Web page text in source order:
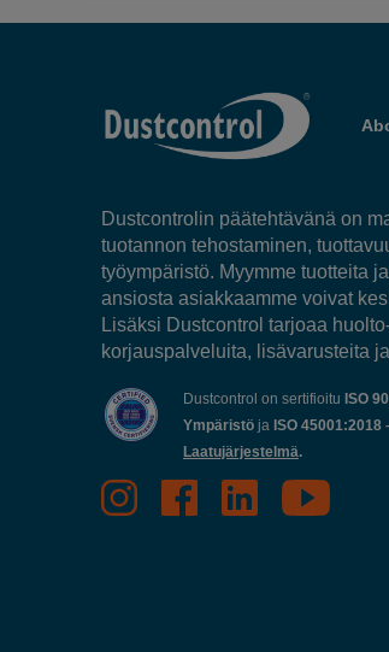
Dustcontrolin päätehtävänä on
tuotannon tehostaminen,
työympäristö. Myymme tuotteita
ansiosta asiakkaamme voivat
Lisäksi Dustcontrol tarjoaa
korjauspalveluita, lisävarusteita
Dustcontrol on sertifioitu ISO
Ympäristö ja ISO 45001:2018
Laatujärjestelmä.